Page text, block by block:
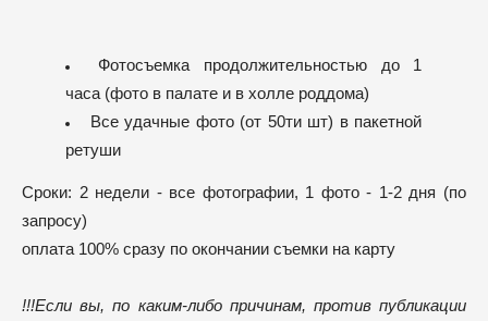
Фотосъемка продолжительностью до 1
часа (фото в палате и в холле роддома)
Все удачные фото (от 50ти шт) в пакетной
ретуши
Сроки: 2 недели - все фотографии, 1 фото - 1-2 дня (по
запросу)
оплата 100% сразу по окончании съемки на карту
!!!​Если вы, по каким-либо причинам, против публикации